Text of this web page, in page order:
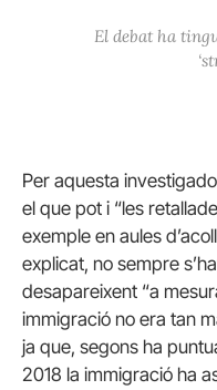
El debat ha
Per aquesta
el que pot i “les
exemple en aules
explicat, no sempre
desapareixent “a
immigració no era tan
ja que, segons ha
2018 la immigració ha